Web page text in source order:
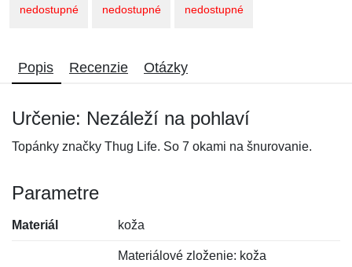
nedostupné nedostupné nedostupné
Popis Recenzie Otázky
Určenie: Nezáleží na pohlaví
Topánky značky Thug Life. So 7 okami na šnurovanie.
Parametre
Materiál koža
Materiálové zloženie: koža